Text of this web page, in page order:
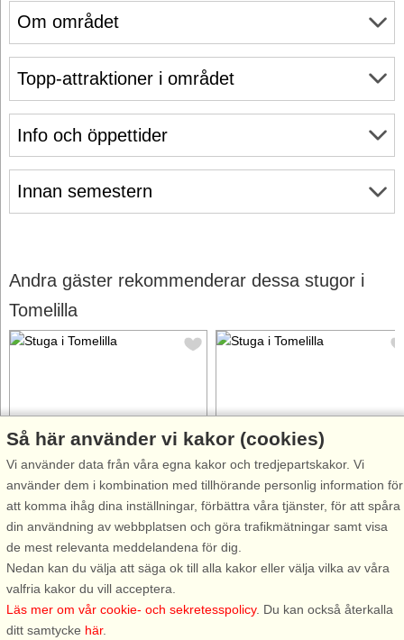
Om området
Info och öppettider
Innan semestern
Topp-attraktioner i området
Andra gäster rekommenderar dessa stugor i
Tomelilla
Stugnr: 4700
Tomelilla
4 personer, 38 m²
7 km till sjö/hav:.
Njut av lugnet och rofylldheten i
denna naturnära lilla stuga
belägen vid ett skogsområde
mitt på det vackra Österlen. I
skymningen finns möjlighet att
Stugnr: 4701
Tomelilla
4 personer, 38 m²
7 km till sjö/hav:.
Njut av lugnet och rofylldheten i
denna naturnära lilla stuga
mitt på det vackra Österlen. I
Så här använder vi kakor (cookies)
Vi använder data från våra egna kakor och tredjepartskakor. Vi
använder dem i kombination med tillhörande personlig information för
att komma ihåg dina inställningar, förbättra våra tjänster, för att spåra
din användning av webbplatsen och göra trafikmätningar samt visa
de mest relevanta meddelandena för dig.
Nedan kan du välja att säga ok till alla kakor eller välja vilka av våra
valfria kakor du vill acceptera.
Läs mer om vår cookie- och sekretesspolicy. Du kan också återkalla
ditt samtycke här.